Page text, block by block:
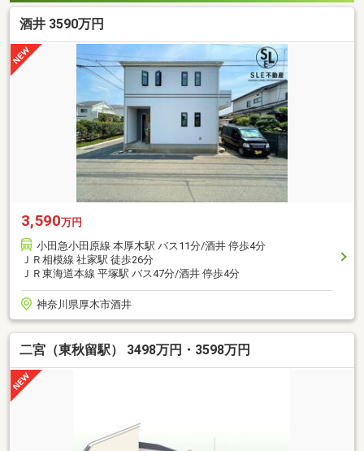
酒井 3590万円
3,590万円
小田急小田原線 本厚木駅 バス11分/酒井 停歩4分
ＪＲ相模線 社家駅 徒歩26分
ＪＲ東海道本線 平塚駅 バス47分/酒井 停歩4分
神奈川県厚木市酒井
二宮（東秋留駅） 3498万円・3598万円